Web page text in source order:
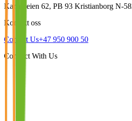
Kanalveien 62, PB 93 Kristianborg N-
Kontakt oss
Contact Us+47 950 900 50
Connect With Us